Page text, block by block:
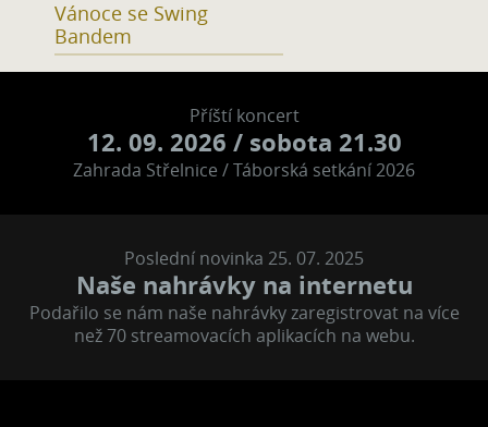
Vánoce se Swing
Bandem
Příští koncert
12. 09. 2026 / sobota 21.30
Zahrada Střelnice / Táborská setkání 2026
Poslední novinka 25. 07. 2025
Naše nahrávky na internetu
Podařilo se nám naše nahrávky zaregistrovat na více
než 70 streamovacích aplikacích na webu.